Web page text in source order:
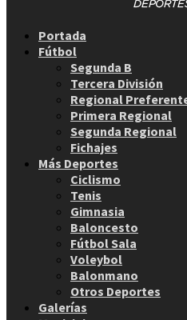
Portada
Fútbol
Segunda B
Tercera División
Regional
Primera Regional
Segunda Regional
Fichajes
Más Deportes
Ciclismo
Tenis
Gimnasia
Baloncesto
Fútbol Sala
Voleybol
Balonmano
Otros Deportes
Galerías